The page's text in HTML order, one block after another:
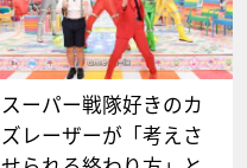
スーパー戦隊好きのカ
ズレーザーが「考えさ